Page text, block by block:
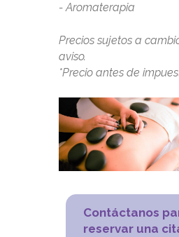
- Aromaterapia
Precios sujetos a
aviso.
*Precio antes de
Contáctanos
reservar una